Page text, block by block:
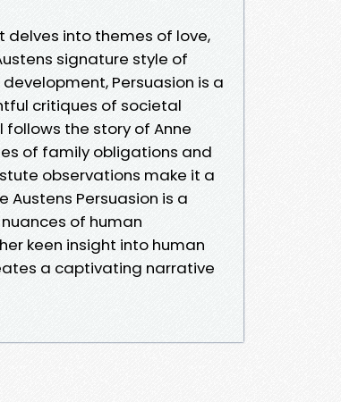
delves into themes of love,
signature style of
Persuasion is a
critiques of societal
follows the story of Anne
of family obligations and
observations make it a
Persuasion is a
of human
keen insight into human
a captivating narrative